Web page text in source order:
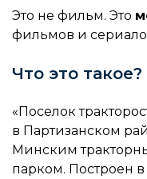
Это не фильм. Это
фильмов и
Что это такое?
«Поселок
в Партизанском
Минским
парком. Построен в